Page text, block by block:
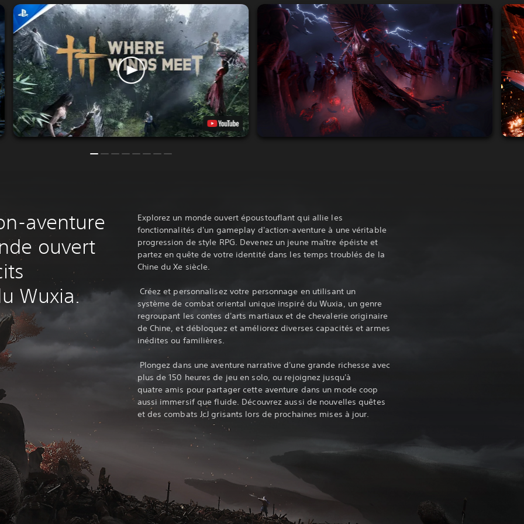
aventure
ouvert
Wuxia.
Explorez un monde ouvert époustouflant qui allie les
fonctionnalités d'un gameplay d'action-aventure à une véritable
progression de style RPG. Devenez un jeune maître épéiste et
partez en quête de votre identité dans les temps troublés de la
Chine du Xe siècle.
‎ Créez et personnalisez votre personnage en utilisant un
système de combat oriental unique inspiré du Wuxia, un genre
regroupant les contes d'arts martiaux et de chevalerie originaire
de Chine, et débloquez et améliorez diverses capacités et armes
inédites ou familières.
‎ Plongez dans une aventure narrative d'une grande richesse avec
plus de 150 heures de jeu en solo, ou rejoignez jusqu'à
quatre amis pour partager cette aventure dans un mode coop
aussi immersif que fluide. Découvrez aussi de nouvelles quêtes
et des combats JcJ grisants lors de prochaines mises à jour.